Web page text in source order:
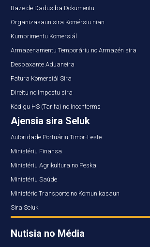
Baze de Dadus ba Dokumentu
Organizasaun sira Komérsiu nian
Kumprimentu Komersiál
Armazenamentu Temporáriu no Armazén sira
Despaxante Aduaneira
Fatura Komersiál Sira
Direitu no Impostu sira
Kódigu HS (Tarifa) no Inconterms
Ajensia sira Seluk
Autoridade Portuáriu Timor-Leste
Ministériu Finansa
Ministériu Agrikultura no Peska
Ministériu Saúde
Ministério Transporte no Komunikasaun
Sira Seluk
Nutisia no Média